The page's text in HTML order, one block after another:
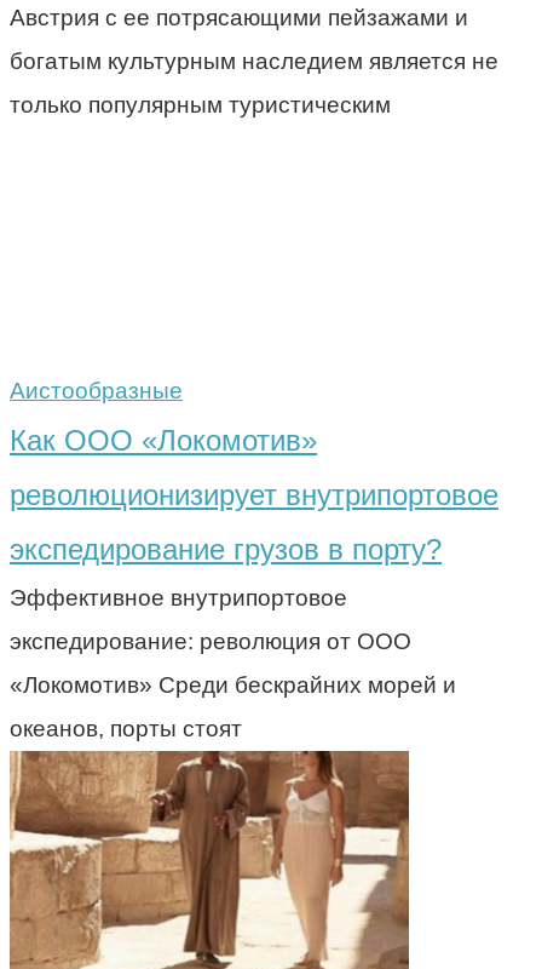
Австрия с ее потрясающими пейзажами и
богатым культурным наследием является не
только популярным туристическим
Аистообразные
Как ООО «Локомотив»
революционизирует внутрипортовое
экспедирование грузов в порту?
Эффективное внутрипортовое
экспедирование: революция от ООО
«Локомотив» Среди бескрайних морей и
океанов, порты стоят